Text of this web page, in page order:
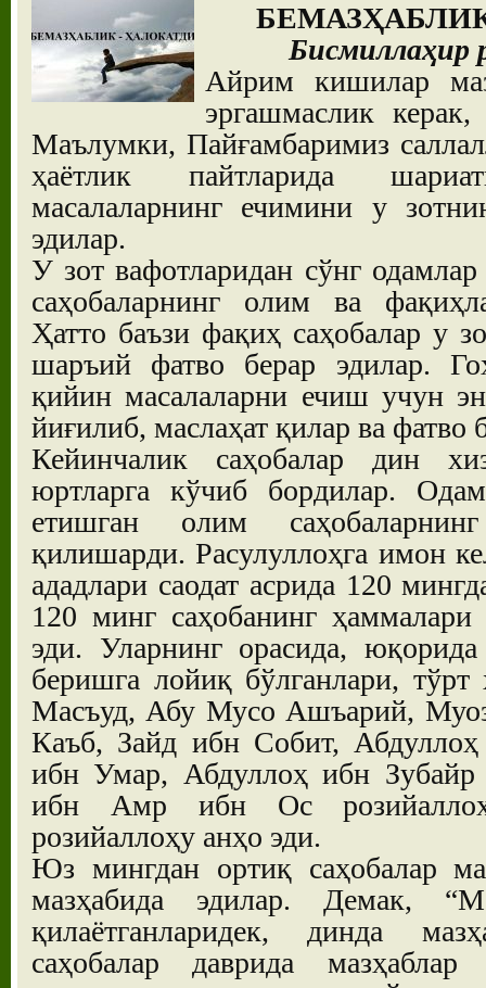
Бисмиллаҳир
Айрим кишилар
эргашмаслик
Маълумки, Пайғамбаримиз
ҳаётлик пайтларида
масалаларнинг ечимини у
эдилар.
У зот вафотларидан сўнг
саҳобаларнинг олим ва
Ҳатто баъзи фақиҳ саҳобалар у
шаръий фатво берар эдилар.
қийин масалаларни ечиш учун
йиғилиб, маслаҳат қилар ва фатво
Кейинчалик саҳобалар дин
юртларга кўчиб бордилар.
етишган олим
қилишарди. Расулуллоҳга имон
ададлари саодат асрида 120
120 минг саҳобанинг
эди. Уларнинг орасида, юқорида
беришга лойиқ бўлганлари,
Масъуд, Абу Мусо Ашъарий,
Каъб, Зайд ибн Собит,
ибн Умар, Абдуллоҳ ибн
ибн Амр ибн Ос
розийаллоҳу анҳо эди.
Юз мингдан ортиқ саҳобалар
мазҳабида эдилар. Демак,
қилаётганларидек, динда
саҳобалар даврида